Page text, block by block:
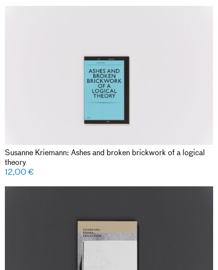
Susanne Kriemann: Ashes and broken brickwork of a logical
theory
12,00€